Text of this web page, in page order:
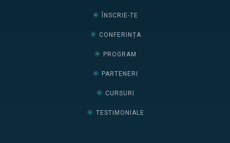
ÎNSCRIE-TE
CONFERINȚA
PROGRAM
PARTENERI
CURSURI
TESTIMONIALE